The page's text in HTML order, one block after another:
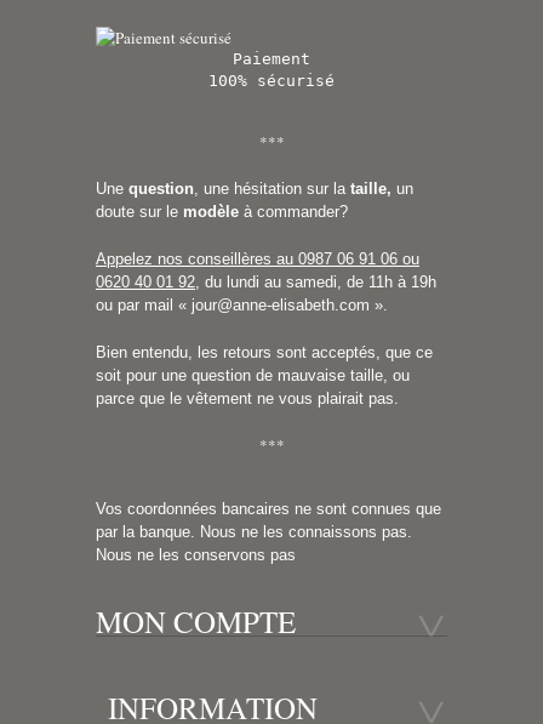
Paiement
100% sécurisé
***
Une question, une hésitation sur la taille, un
doute sur le modèle à commander?
Appelez nos conseillères au 0987 06 91 06 ou
0620 40 01 92, du lundi au samedi, de 11h à 19h
ou par mail « jour@anne-elisabeth.com ».
Bien entendu, les retours sont acceptés, que ce
soit pour une question de mauvaise taille, ou
parce que le vêtement ne vous plairait pas.
***
Vos coordonnées bancaires ne sont connues que
par la banque. Nous ne les connaissons pas.
Nous ne les conservons pas
MON COMPTE
INFORMATION